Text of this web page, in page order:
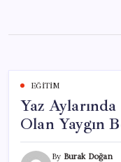
content
EĞITIM
Yaz
Olan Yaygın
By Burak Doğan